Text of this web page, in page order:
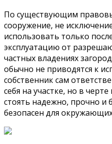
По существующим
сооружение, не
использовать только
эксплуатацию от
частных владениях
обычно не приводятся к
собственник сам
себя на участке, но в
стоять надежно, прочно и
безопасен для